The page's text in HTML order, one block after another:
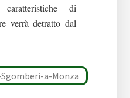
di
verrà detratto dal